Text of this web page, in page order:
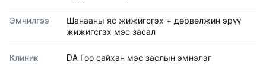
Эмчилгээ
Шанааны яс жижигсгэх + дөрвөлжин эрүү
жижигсгэх мэс засал
Клиник DA Гоо сайхан мэс заслын эмнэлэг